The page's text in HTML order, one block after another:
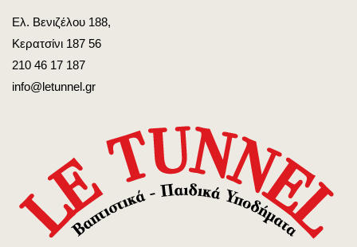
Ελ. Βενιζέλου 188,
Κερατσίνι 187 56
210 46 17 187
info@letunnel.gr